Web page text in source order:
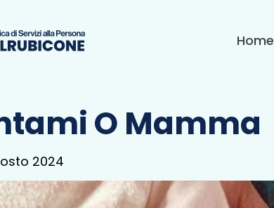
Home
O Mamma
2024